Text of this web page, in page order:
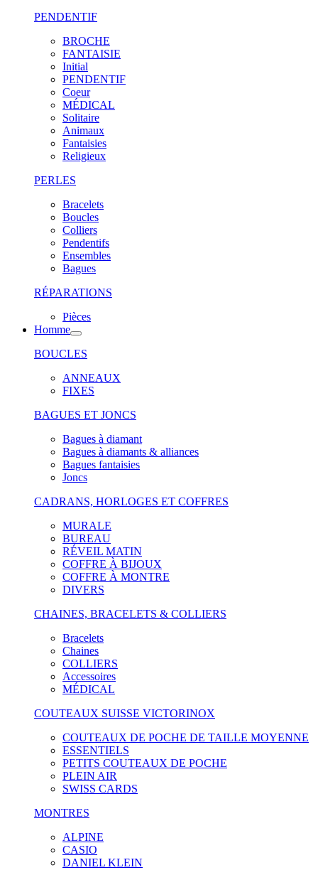
PENDENTIF
BROCHE
FANTAISIE
Initial
PENDENTIF
Coeur
MÉDICAL
Solitaire
Animaux
Fantaisies
Religieux
PERLES
Bracelets
Boucles
Colliers
Pendentifs
Ensembles
Bagues
RÉPARATIONS
Pièces
Homme
BOUCLES
ANNEAUX
FIXES
BAGUES ET JONCS
Bagues à diamant
Bagues à diamants & alliances
Bagues fantaisies
Joncs
CADRANS, HORLOGES ET COFFRES
MURALE
BUREAU
RÉVEIL MATIN
COFFRE À BIJOUX
COFFRE À MONTRE
DIVERS
CHAINES, BRACELETS & COLLIERS
Bracelets
Chaines
COLLIERS
Accessoires
MÉDICAL
COUTEAUX SUISSE VICTORINOX
COUTEAUX DE POCHE DE TAILLE MOYENNE
ESSENTIELS
PETITS COUTEAUX DE POCHE
PLEIN AIR
SWISS CARDS
MONTRES
ALPINE
CASIO
DANIEL KLEIN